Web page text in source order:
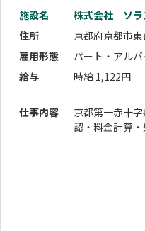
施設名
株式会社 ソラ
住所
京都府京都市
雇用形態
パート・アルバ
給与
時給 1,122円
仕事内容
京都第一赤十
認・料金計算